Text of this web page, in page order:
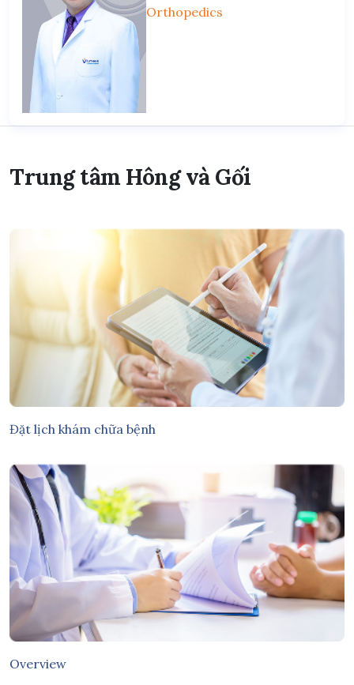
Orthopedics
Trung tâm Hông và Gối
Đặt lịch khám chữa bệnh
Overview